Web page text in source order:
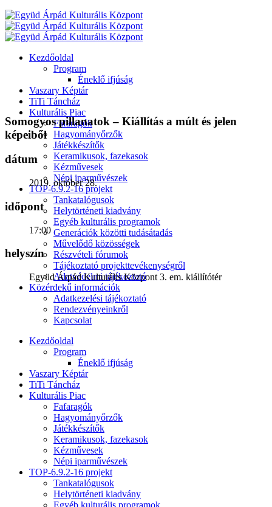
Kezdőoldal
Program
Éneklő ifjúság
Vaszary Képtár
TiTi Táncház
Kulturális Piac
Fafaragók
Hagyományőrzők
Játékkészítők
Keramikusok, fazekasok
Kézművesek
Népi iparművészek
TOP-6.9.2-16 projekt
Tankatalógusok
Helytörténeti kiadvány
Egyéb kulturális programok
Generációk közötti tudásátadás
Művelődő közösségek
Részvételi fórumok
Tájékoztató projekttevékenységről
Adatvédelmi tájékoztató
Közérdekű információk
Adatkezelési tájékoztató
Rendezvényeinkről
Kapcsolat
Kezdőoldal
Program
Éneklő ifjúság
Vaszary Képtár
TiTi Táncház
Kulturális Piac
Fafaragók
Hagyományőrzők
Játékkészítők
Keramikusok, fazekasok
Kézművesek
Népi iparművészek
TOP-6.9.2-16 projekt
Tankatalógusok
Helytörténeti kiadvány
Egyéb kulturális programok
Somogyos pillanatok – Kiállítás a múlt és jelen
képeiből
dátum
2019. október 28.
időpont
17:00
helyszín
Együd Árpád Kulturális Központ 3. em. kiállítótér